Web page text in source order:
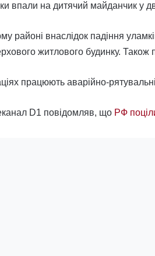
впали на дитячий майданчик у
районі внаслідок падіння
житлового будинку.
працюють аварійно-
D1 повідомляв, що РФ